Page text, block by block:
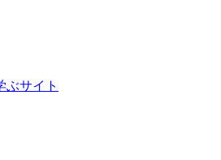
ぶサイト